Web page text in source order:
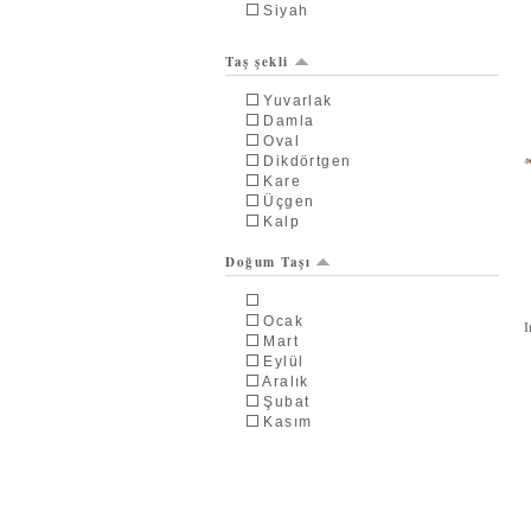
Siyah
Taş şekli
Yuvarlak
Damla
Oval
Dikdörtgen
Kare
Üçgen
Kalp
Doğum Taşı
Ocak
Mart
Eylül
Aralık
Şubat
Kasım